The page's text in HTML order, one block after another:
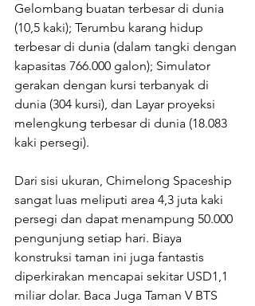
Gelombang buatan terbesar di dunia
(10,5 kaki); Terumbu karang hidup
terbesar di dunia (dalam tangki dengan
kapasitas 766.000 galon); Simulator
gerakan dengan kursi terbanyak di
dunia (304 kursi), dan Layar proyeksi
melengkung terbesar di dunia (18.083
kaki persegi).
Dari sisi ukuran, Chimelong Spaceship
sangat luas meliputi area 4,3 juta kaki
persegi dan dapat menampung 50.000
pengunjung setiap hari. Biaya
konstruksi taman ini juga fantastis
diperkirakan mencapai sekitar USD1,1
miliar dolar. Baca Juga Taman V BTS